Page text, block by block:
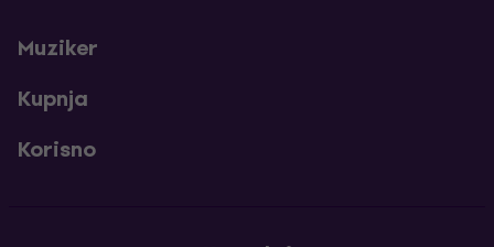
Muziker
Kupnja
Korisno